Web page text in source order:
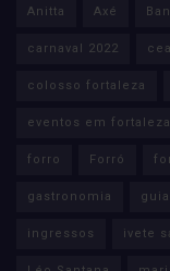
Anitta Axé
carnaval 2022
colosso fortaleza
eventos em fortaleza
forro Forró
gastronomia
ingressos ivete